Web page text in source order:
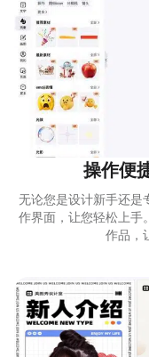
操作便
无论您是设计新手还是
作界面，让您轻松上手
作品，